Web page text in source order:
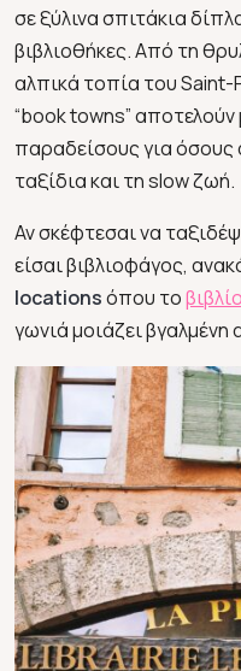
σε ξύλινα σπιτάκια
βιβλιοθήκες. Από τη
αλπικά τοπία τουSaint-
“book towns” αποτελούν
παραδείσους για
ταξίδια και τη slow ζωή.
Αν σκέφτεσαι να
είσαι βιβλιοφάγος,
locationsόπου τοβιβλίο
γωνιά μοιάζει